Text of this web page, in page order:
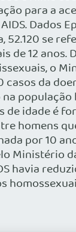
para a
Dados
se
12 anos.
o
casos da
idade é
homens
por 10
Ministério
havia